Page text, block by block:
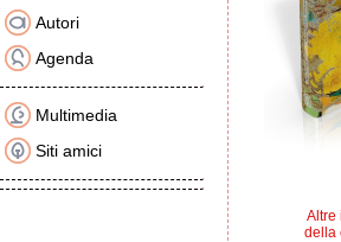
Autori
Agenda
Multimedia
Siti amici
Altre
della